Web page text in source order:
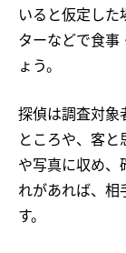
いると仮定し
ターなどで食事
ょう。
探偵は調査対象
ところや、客
や写真に収め、
れがあれば、相
す。